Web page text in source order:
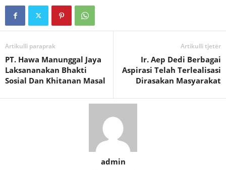
Artikulli paraprak
PT. Hawa Manunggal Jaya
Laksananakan Bhakti
Sosial Dan Khitanan Masal
Artikulli tjetër
Ir. Aep Dedi Berbagai
Aspirasi Telah Terlealisasi
Dirasakan Masyarakat
admin